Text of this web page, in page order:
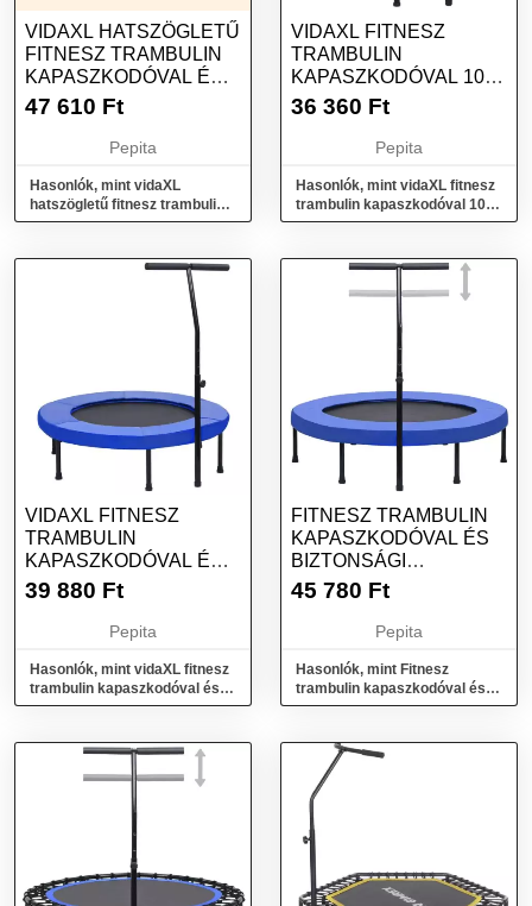
VIDAXL HATSZÖGLETŰ
FITNESZ TRAMBULIN
KAPASZKODÓVAL ÉS
BIZTONSÁGI...
47 610 Ft
Pepita
Hasonlók, mint vidaXL
hatszögletű fitnesz trambulin
kapaszkodóval és biztonsági...
VIDAXL FITNESZ
TRAMBULIN
KAPASZKODÓVAL 102
CM
36 360 Ft
Pepita
Hasonlók, mint vidaXL fitnesz
trambulin kapaszkodóval 102
cm
VIDAXL FITNESZ
TRAMBULIN
KAPASZKODÓVAL ÉS
BIZTONSÁGI
39 880 Ft
Pepita
Hasonlók, mint vidaXL fitnesz
trambulin kapaszkodóval és
biztonsági párnázással...
FITNESZ TRAMBULIN
KAPASZKODÓVAL ÉS
BIZTONSÁGI
PÁRNÁZÁSSAL 122 CM
45 780 Ft
Pepita
Hasonlók, mint Fitnesz
trambulin kapaszkodóval és
biztonsági párnázással 122